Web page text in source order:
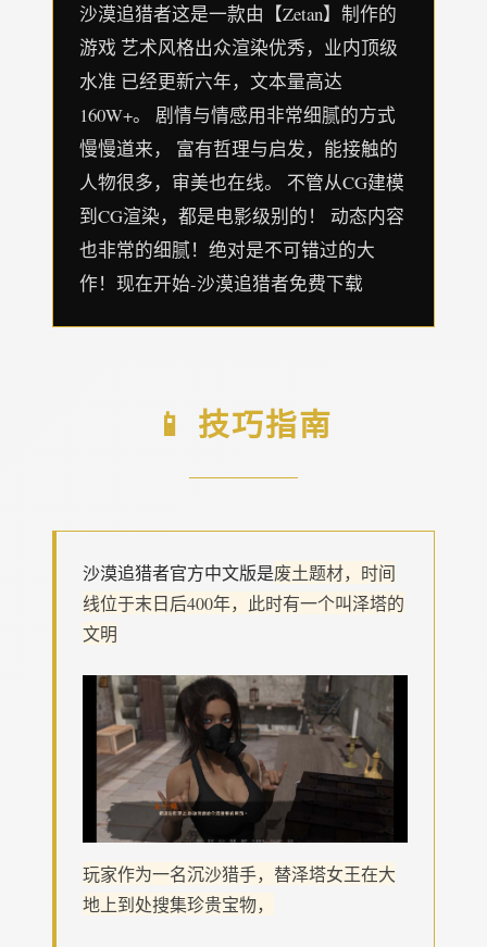
沙漠追猎者这是一款由【Zetan】制作的
游戏 艺术风格出众渲染优秀，业内顶级
水准 已经更新六年，文本量高达
160W+。 剧情与情感用非常细腻的方式
慢慢道来， 富有哲理与启发，能接触的
人物很多，审美也在线。 不管从CG建模
到CG渲染，都是电影级别的！ 动态内容
也非常的细腻！绝对是不可错过的大
作！现在开始-沙漠追猎者免费下载
📱 技巧指南
沙漠追猎者官方中文版是废土题材，时间
线位于末日后400年，此时有一个叫泽塔的
文明
玩家作为一名沉沙猎手，替泽塔女王在大
地上到处搜集珍贵宝物，